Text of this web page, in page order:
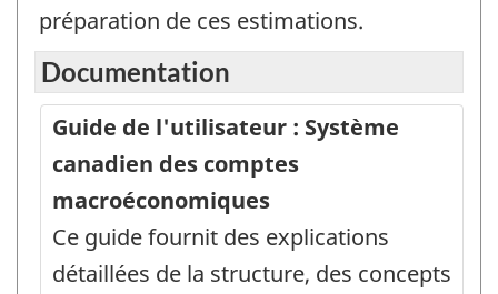
préparation de ces estimations.
Documentation
Guide de l'utilisateur : Système
canadien des comptes
macroéconomiques
Ce guide fournit des explications
détaillées de la structure, des concepts